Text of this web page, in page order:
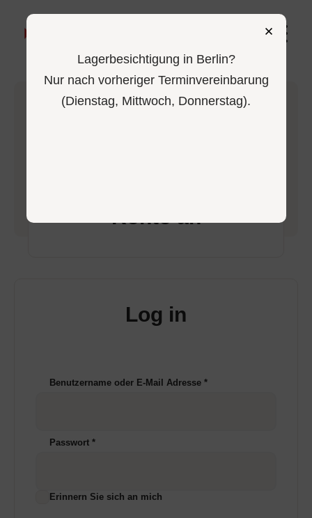
Login
Konto an
Log in
Benutzername oder E-Mail Adresse*
Passwort*
Erinnern Sie sich an mich
Lagerbesichtigung in Berlin?
Nur nach vorheriger Terminvereinbarung
(Dienstag, Mittwoch, Donnerstag).